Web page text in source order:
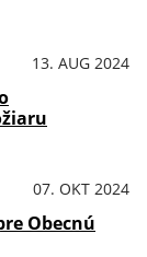
13. AUG 2024
07. OKT 2024
Obecnú